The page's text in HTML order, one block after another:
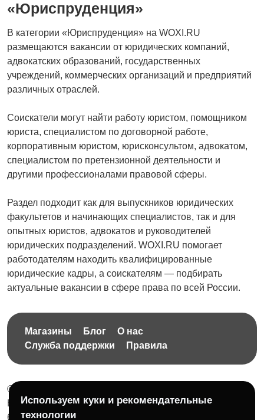
Перевозки, склад,
закупки
Продажи
Производство Рестораны и общепит
Страхование
Строительство и
ремонт
Туризм и гостиницы
недвижимостью
Управление
персоналом
Финансы
«Юриспруденция»
В категории «Юриспруденция» на WOXI.RU
размещаются вакансии от юридических компаний,
адвокатских образований, государственных
учреждений, коммерческих организаций и предприятий
различных отраслей.
Соискатели могут найти работу юристом, помощником
юриста, специалистом по договорной работе,
корпоративным юристом, юрисконсультом, адвокатом,
специалистом по претензионной деятельности и
другими профессионалами правовой сферы.
Раздел подходит как для выпускников юридических
факультетов и начинающих специалистов, так и для
опытных юристов, адвокатов и руководителей
юридических подразделений. WOXI.RU помогает
работодателям находить квалифицированные
юридические кадры, а соискателям — подбирать
актуальные вакансии в сфере права по всей России.
Магазины Блог
О нас
Служба поддержки
Правила
© 2026 Бесплатная доска объявлений без ограничений
НПД Краснорудская Анастасия Игоревна, ИНН:
614404606809
Используем куки и рекомендательные
технологии